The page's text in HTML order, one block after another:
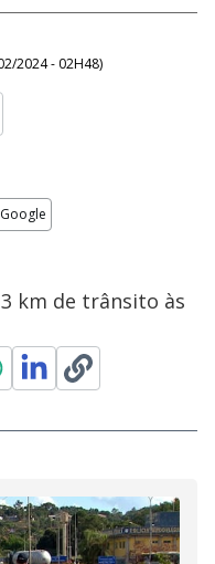
2024 - 02H48)
km de trânsito às